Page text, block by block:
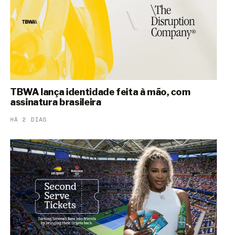
TBWA lança identidade feita à mão, com
assinatura brasileira
HÁ 2 DIAS